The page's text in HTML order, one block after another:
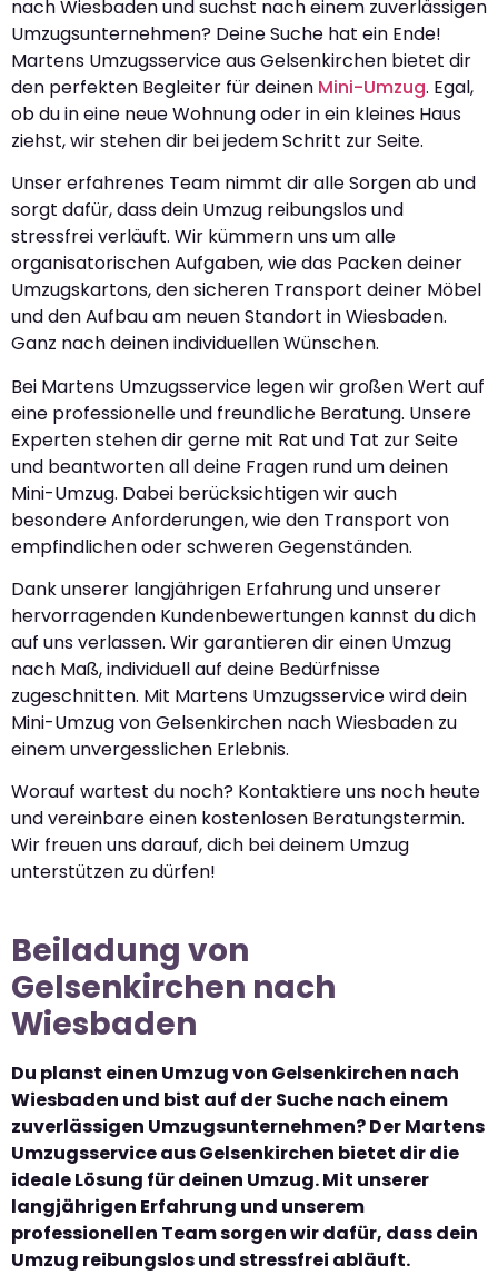
nach Wiesbaden und suchst nach einem zuverlässigen
Umzugsunternehmen? Deine Suche hat ein Ende!
Martens Umzugsservice aus Gelsenkirchen bietet dir
den perfekten Begleiter für deinen Mini-Umzug. Egal,
ob du in eine neue Wohnung oder in ein kleines Haus
ziehst, wir stehen dir bei jedem Schritt zur Seite.
Unser erfahrenes Team nimmt dir alle Sorgen ab und
sorgt dafür, dass dein Umzug reibungslos und
stressfrei verläuft. Wir kümmern uns um alle
organisatorischen Aufgaben, wie das Packen deiner
Umzugskartons, den sicheren Transport deiner Möbel
und den Aufbau am neuen Standort in Wiesbaden.
Ganz nach deinen individuellen Wünschen.
Bei Martens Umzugsservice legen wir großen Wert auf
eine professionelle und freundliche Beratung. Unsere
Experten stehen dir gerne mit Rat und Tat zur Seite
und beantworten all deine Fragen rund um deinen
Mini-Umzug. Dabei berücksichtigen wir auch
besondere Anforderungen, wie den Transport von
empfindlichen oder schweren Gegenständen.
Dank unserer langjährigen Erfahrung und unserer
hervorragenden Kundenbewertungen kannst du dich
auf uns verlassen. Wir garantieren dir einen Umzug
nach Maß, individuell auf deine Bedürfnisse
zugeschnitten. Mit Martens Umzugsservice wird dein
Mini-Umzug von Gelsenkirchen nach Wiesbaden zu
einem unvergesslichen Erlebnis.
Worauf wartest du noch? Kontaktiere uns noch heute
und vereinbare einen kostenlosen Beratungstermin.
Wir freuen uns darauf, dich bei deinem Umzug
unterstützen zu dürfen!
Beiladung von
Gelsenkirchen nach
Wiesbaden
Du planst einen Umzug von Gelsenkirchen nach
Wiesbaden und bist auf der Suche nach einem
zuverlässigen Umzugsunternehmen? Der Martens
Umzugsservice aus Gelsenkirchen bietet dir die
ideale Lösung für deinen Umzug. Mit unserer
langjährigen Erfahrung und unserem
professionellen Team sorgen wir dafür, dass dein
Umzug reibungslos und stressfrei abläuft.